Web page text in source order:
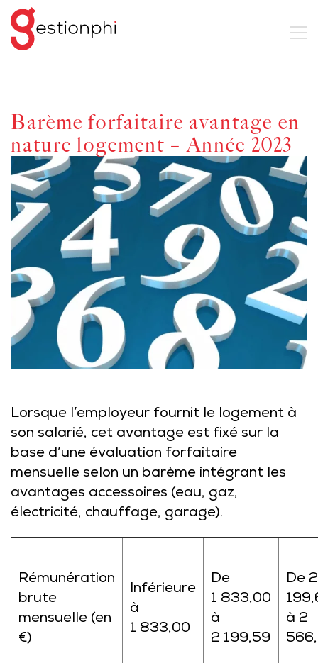
Barème forfaitaire avantage en
nature logement – Année 2023
Lorsque l’employeur fournit le logement à
son salarié, cet avantage est fixé sur la
base d’une évaluation forfaitaire
mensuelle selon un barème intégrant les
avantages accessoires (eau, gaz,
électricité, chauffage, garage).
Rémunération
brute
mensuelle (en
€)
Inférieure
à
1 833,00
De
1 833,00
à
2 199,59
De 2
à 2